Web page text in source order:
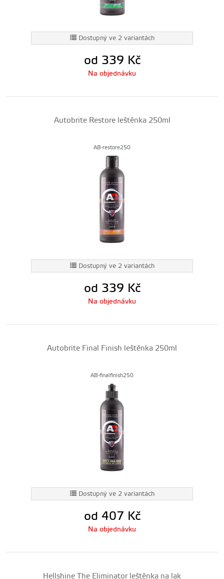
Dostupný ve 2 variantách
od 339 Kč
Na objednávku
Autobrite Restore leštěnka 250ml
AB-restore250
Dostupný ve 2 variantách
od 339 Kč
Na objednávku
Autobrite Final Finish leštěnka 250ml
AB-finalfinish250
Dostupný ve 2 variantách
od 407 Kč
Na objednávku
Hellshine The Eliminator leštěnka na lak